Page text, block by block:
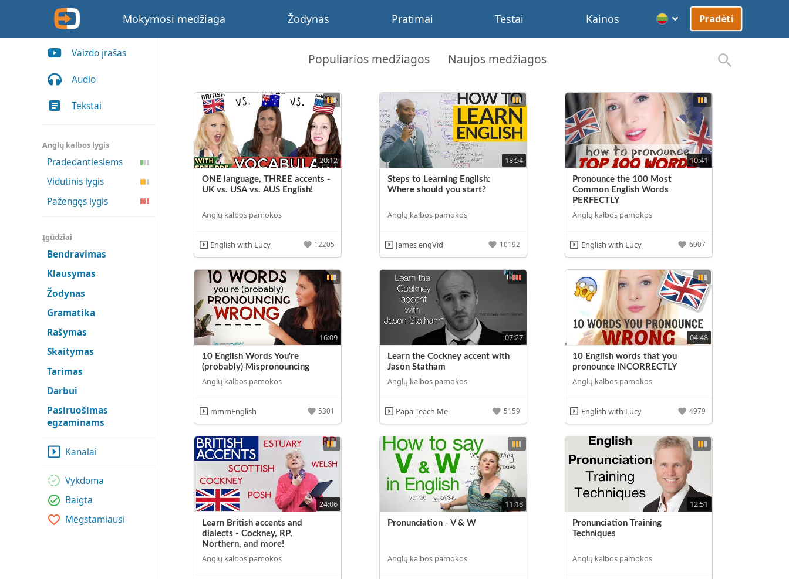
Mokymosi medžiaga Žodynas Pratimai Testai Kainos Pradėti
Vaizdo įrašas
Audio
Tekstai
Anglų kalbos lygis
Pradedantiesiems
Vidutinis lygis
Pažengęs lygis
Įgūdžiai
Bendravimas
Klausymas
Žodynas
Gramatika
Rašymas
Skaitymas
Tarimas
Darbui
Pasiruošimas
egzaminams
Kanalai
Vykdoma
Baigta
Mėgstamiausi
Populiarios medžiagos Naujos medžiagos
20:12
ONE language, THREE accents -
UK vs. USA vs. AUS English!
Anglų kalbos pamokos
English with Lucy 12205
18:54
Steps to Learning English:
Where should you start?
Anglų kalbos pamokos
James engVid 10192
10:41
Pronounce the 100 Most
Common English Words
PERFECTLY
Anglų kalbos pamokos
English with Lucy 6007
16:09
10 English Words You're
(probably) Mispronouncing
Anglų kalbos pamokos
mmmEnglish 5301
07:27
Learn the Cockney accent with
Jason Statham
Anglų kalbos pamokos
Papa Teach Me 5159
04:48
10 English words that you
pronounce INCORRECTLY
Anglų kalbos pamokos
English with Lucy 4979
24:06
Learn British accents and
dialects - Cockney, RP,
Northern, and more!
Anglų kalbos pamokos
11:18
Pronunciation - V & W
Anglų kalbos pamokos
12:51
Pronunciation Training
Techniques
Anglų kalbos pamokos